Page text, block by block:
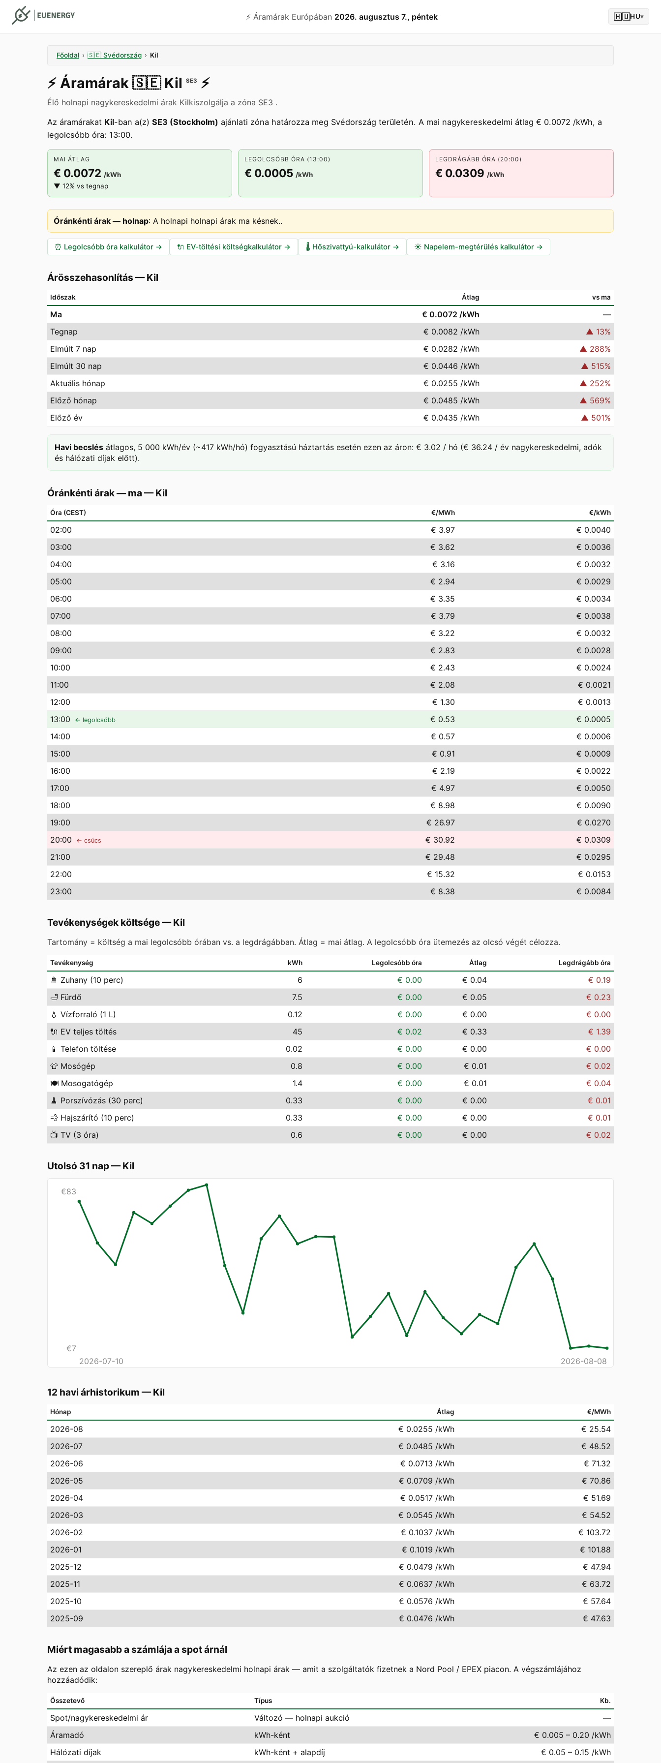
⚡️ Áramárak Európában 2026. augusztus 7., péntek 🇭🇺HU▾
Főoldal › 🇸🇪 Svédország › Kil
⚡️ Áramárak 🇸🇪 Kil SE3 ⚡️
Élő holnapi nagykereskedelmi árak Kilkiszolgálja a zóna SE3 .
Az áramárakat Kil-ban a(z) SE3 (Stockholm) ajánlati zóna határozza meg Svédország területén. A mai nagykereskedelmi átlag € 0.0072 /kWh, a
legolcsóbb óra: 13:00.
MAI ÁTLAG
€ 0.0072 /kWh
▼ 12% vs tegnap
LEGOLCSÓBB ÓRA (13:00)
€ 0.0005 /kWh
LEGDRÁGÁBB ÓRA (20:00)
€ 0.0309 /kWh
Óránkénti árak — holnap: A holnapi holnapi árak ma késnek..
⏰ Legolcsóbb óra kalkulátor → 🔌 EV-töltési költségkalkulátor → 🌡️ Hőszivattyú-kalkulátor → ☀️ Napelem-megtérülés kalkulátor →
Árösszehasonlítás —Kil
Időszak Átlag vs ma
Ma € 0.0072 /kWh
—
Tegnap
€ 0.0082 /kWh ▲ 13%
Elmúlt 7 nap
€ 0.0282 /kWh ▲ 288%
Elmúlt 30 nap
€ 0.0446 /kWh ▲ 515%
Aktuális hónap
€ 0.0255 /kWh ▲ 252%
Előző hónap
€ 0.0485 /kWh ▲ 569%
Előző év
€ 0.0435 /kWh ▲ 501%
Havi becslés átlagos, 5 000 kWh/év (~417 kWh/hó) fogyasztású háztartás esetén ezen az áron: € 3.02 / hó (€ 36.24 / év nagykereskedelmi, adók
és hálózati díjak előtt).
Óránkénti árak — ma —Kil
Óra (CEST) €/MWh €/kWh
02:00 € 3.97
€ 0.0040
03:00 € 3.62
€ 0.0036
04:00 € 3.16
€ 0.0032
05:00 € 2.94
€ 0.0029
06:00 € 3.35
€ 0.0034
07:00 € 3.79
€ 0.0038
08:00 € 3.22
€ 0.0032
09:00 € 2.83
€ 0.0028
10:00 € 2.43
€ 0.0024
11:00 € 2.08
€ 0.0021
12:00 € 1.30
€ 0.0013
13:00 ← legolcsóbb € 0.53
€ 0.0005
14:00 € 0.57
€ 0.0006
15:00 € 0.91
€ 0.0009
16:00 € 2.19
€ 0.0022
17:00 € 4.97
€ 0.0050
18:00 € 8.98
€ 0.0090
19:00 € 26.97
€ 0.0270
20:00 ← csúcs € 30.92
€ 0.0309
21:00 € 29.48
€ 0.0295
22:00 € 15.32
€ 0.0153
23:00 € 8.38 € 0.0084
Tevékenységek költsége—Kil
Tartomány = költség a mai legolcsóbb órában vs. a legdrágábban. Átlag = mai átlag. A legolcsóbb óra ütemezés az olcsó végét célozza.
Tevékenység kWh Legolcsóbb óra Átlag Legdrágább óra
🚿 Zuhany (10 perc) 6 € 0.00 € 0.04
€ 0.19
🛁 Fürdő 7.5 € 0.00 € 0.05
€ 0.23
💧 Vízforraló (1 L) 0.12 € 0.00 € 0.00
€ 0.00
🔌 EV teljes töltés 45 € 0.02 € 0.33
€ 1.39
📱 Telefon töltése 0.02 € 0.00 € 0.00
€ 0.00
👕 Mosógép 0.8 € 0.00 € 0.01
€ 0.02
🍽️ Mosogatógép 1.4 € 0.00 € 0.01
€ 0.04
🧹 Porszívózás (30 perc) 0.33 € 0.00 € 0.00
€ 0.01
💨 Hajszárító (10 perc) 0.33 € 0.00 € 0.00
€ 0.01
📺 TV (3 óra) 0.6 € 0.00 € 0.00 € 0.02
Utolsó 31 nap—Kil
€83
€7
2026-07-10
2026-08-08
12 havi árhistorikum —Kil
Hónap Átlag €/MWh
2026-08 € 0.0255 /kWh
€ 25.54
2026-07
€ 0.0485 /kWh
€ 48.52
2026-06
€ 0.0713 /kWh
€ 71.32
2026-05
€ 0.0709 /kWh
€ 70.86
2026-04
€ 0.0517 /kWh
€ 51.69
2026-03
€ 0.0545 /kWh
€ 54.52
2026-02
€ 0.1037 /kWh
€ 103.72
2026-01
€ 0.1019 /kWh
€ 101.88
2025-12
€ 0.0479 /kWh
€ 47.94
2025-11
€ 0.0637 /kWh
€ 63.72
2025-10
€ 0.0576 /kWh
€ 57.64
2025-09
€ 0.0476 /kWh € 47.63
Miért magasabb a számlája a spot árnál
Az ezen az oldalon szereplő árak nagykereskedelmi holnapi árak — amit a szolgáltatók fizetnek a Nord Pool / EPEX piacon. A végszámlájához
hozzáadódik:
Összetevő Típus Kb.
Spot/nagykereskedelmi ár Változó — holnapi aukció
—
Áramadó
kWh-ként
€ 0.005 – 0.20 /kWh
Hálózati díjak
kWh-ként + alapdíj € 0.05 – 0.15 /kWh